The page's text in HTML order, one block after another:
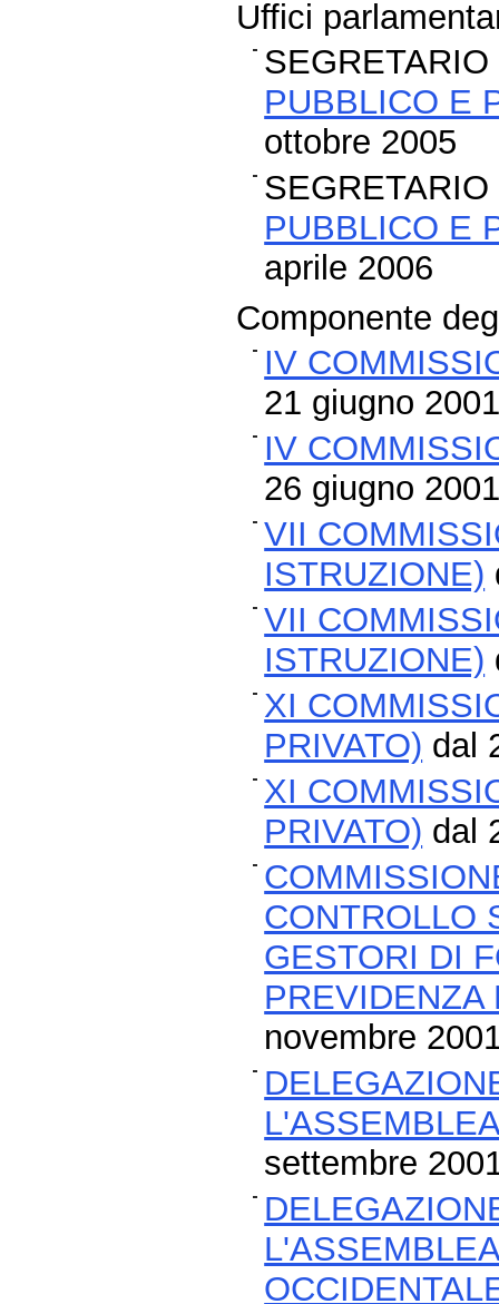
Uffici
PUBBLICO E
ottobre 2005
PUBBLICO E
aprile 2006
Componente
IV
21 giugno
IV
26 giugno
VII
ISTRUZIONE)
VII
ISTRUZIONE)
XI
PRIVATO) dal
XI
PRIVATO) dal
CONTROLLO
GESTORI DI
PREVIDENZA
novembre
settembre